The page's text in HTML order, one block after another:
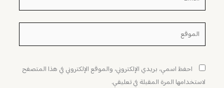
الموقع
احفظ اسمي، بريدي الإلكتروني، والموقع الإلكتروني في هذا المتصفح
لاستخدامها المرة المقبلة في تعليقي.